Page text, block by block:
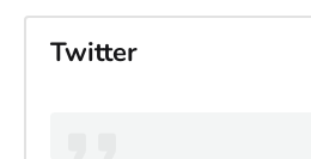
Twitter